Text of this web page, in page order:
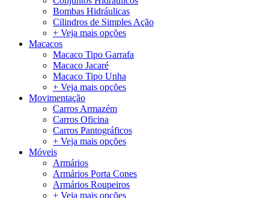
Bombas Hidráulicas
Cilindros de Simples Ação
+ Veja mais opções
Macacos
Macaco Tipo Garrafa
Macaco Jacaré
Macaco Tipo Unha
+ Veja mais opções
Movimentação
Carros Armazém
Carros Oficina
Carros Pantográficos
+ Veja mais opções
Móveis
Armários
Armários Porta Cones
Armários Roupeiros
+ Veja mais opções